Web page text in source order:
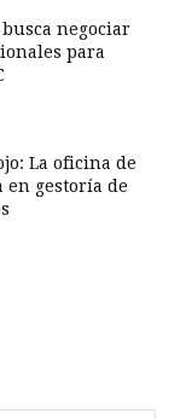
negociar
para
La oficina de
en gestoría de